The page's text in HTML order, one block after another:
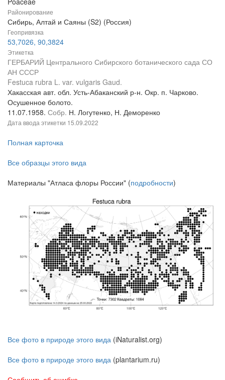
Районирование
Сибирь, Алтай и Саяны (S2) (Россия)
Геопривязка
53,7026, 90,3824
Этикетка
ГЕРБАРИЙ Центрального Сибирского ботанического сада СО
АН СССР
Festuca rubra L. var. vulgaris Gaud.
Хакасская авт. обл. Усть-Абаканский р-н. Окр. п. Чарково.
Осушенное болото.
11.07.1958. Собр. Н. Логутенко, Н. Деморенко
Дата ввода этикетки 15.09.2022
Полная карточка
Все образцы этого вида
Материалы "Атласа флоры России" (подробности)
Все фото в природе этого вида (iNaturalist.org)
Все фото в природе этого вида (plantarium.ru)